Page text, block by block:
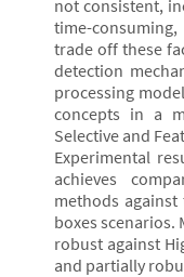
not consistent,
time-
trade off these
detection
processing
concepts in a
Selective and
Experimental
achieves
methods
boxes scenarios.
robust against
and partially